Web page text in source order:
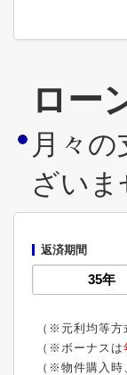
ロー
月々
ざいま
返済期間
（※元利均等方
（※ボーナスは
（※物件購入時